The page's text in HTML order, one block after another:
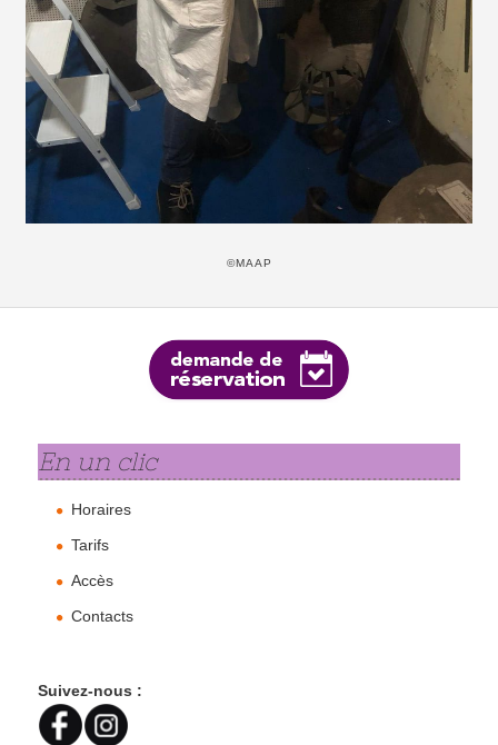
©MAAP
En un clic
Horaires
Tarifs
Accès
Contacts
Suivez-nous :